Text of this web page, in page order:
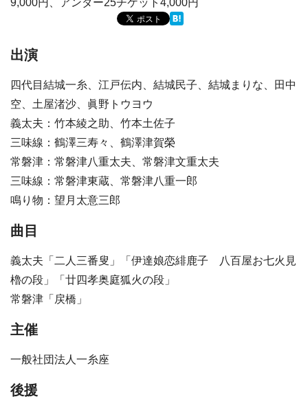
9,000円、アンダー25チケット4,000円
出演
四代目結城一糸、江戸伝内、結城民子、結城まりな、田中
空、土屋渚沙、眞野トウヨウ
義太夫：竹本綾之助、竹本土佐子
三味線：鶴澤三寿々、鶴澤津賀榮
常磐津：常磐津八重太夫、常磐津文重太夫
三味線：常磐津東蔵、常磐津八重一郎
鳴り物：望月太意三郎
曲目
義太夫「二人三番叟」「伊達娘恋緋鹿子 八百屋お七火見
櫓の段」「廿四孝奥庭狐火の段」
常磐津「戻橋」
主催
一般社団法人一糸座
後援